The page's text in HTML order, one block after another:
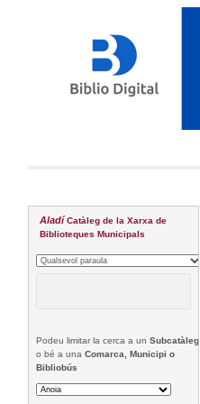
Aladí Catàleg de la Xarxa de
Biblioteques Municipals
Podeu limitar la cerca a unSubcatàleg
o bé a unaComarca, Municipi o
Bibliobús